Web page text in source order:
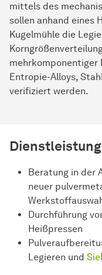
mittels des
sollen anhand eines
Kugelmühle die
mehrkomponentiger
Entropie-Alloys,
verifiziert werden.
Beratung in der
neuer
Durchführung
Heißpressen
Legieren und